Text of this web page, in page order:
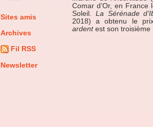
Sites amis
Archives
Fil RSS
Newsletter
Comar d’Or, en
Soleil. La Sérénade
2018) a obtenu le
ardentest son troisième